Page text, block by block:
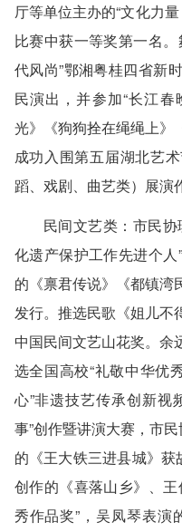
厅等单位主办的“文化力
比赛中获一等奖第一名
代风尚”鄂湘粤桂四省新
民演出，并参加“长江
光》《狗狗拴在绳绳上》
成功入围第五届湖北艺
蹈、戏剧、曲艺类）展演
民间文艺类 ：市民
化遗产保护工作先进个
的《禀君传说》《都镇湾
发行。推选民歌《姐儿不
中国民间文艺山花奖。余
选全国高校“礼敬中华优
心”非遗技艺传承创新视
事”创作暨讲演大赛，市
的《王大铁三进县城》获
创作的《喜落山乡》、
秀作品奖”，吴凤琴表演